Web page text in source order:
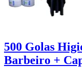
500 Golas
Barbeiro +